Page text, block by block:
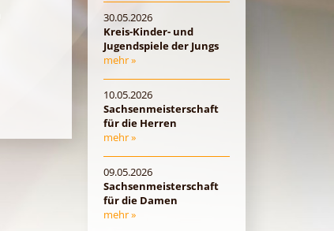
30.05.2026
Kreis-Kinder- und
Jugendspiele der Jungs
mehr »
10.05.2026
Sachsenmeisterschaft
für die Herren
mehr »
09.05.2026
Sachsenmeisterschaft
für die Damen
mehr »